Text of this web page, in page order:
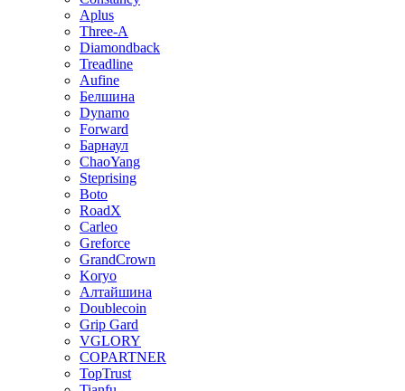
Aplus
Three-A
Diamondback
Treadline
Aufine
Белшина
Dynamo
Forward
Барнаул
ChaoYang
Steprising
Boto
RoadX
Carleo
Greforce
GrandCrown
Koryo
Алтайшина
Doublecoin
Grip Gard
VGLORY
COPARTNER
TopTrust